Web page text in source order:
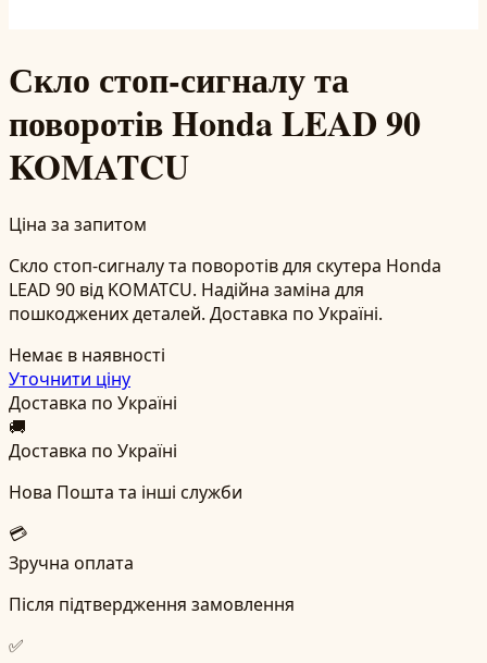
Скло стоп-сигналу та
поворотів Honda LEAD 90
KOMATCU
Ціна за запитом
Скло стоп-сигналу та поворотів для скутера Honda
LEAD 90 від KOMATCU. Надійна заміна для
пошкоджених деталей. Доставка по Україні.
Немає в наявності
Уточнити ціну
Доставка по Україні
🚚
Доставка по Україні
Нова Пошта та інші служби
💳
Зручна оплата
Після підтвердження замовлення
✅